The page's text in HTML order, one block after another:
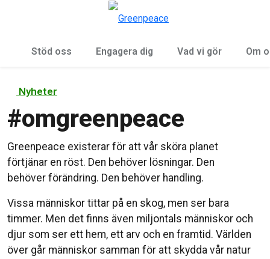
Stöd oss Engagera dig Vad vi gör Om
Nyheter
#omgreenpeace
Greenpeace existerar för att vår sköra planet
förtjänar en röst. Den behöver lösningar. Den
behöver förändring. Den behöver handling.
Vissa människor tittar på en skog, men ser bara
timmer. Men det finns även miljontals människor och
djur som ser ett hem, ett arv och en framtid. Världen
över går människor samman för att skydda vår natur